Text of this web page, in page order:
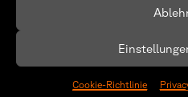
Cookie-Richtlinie